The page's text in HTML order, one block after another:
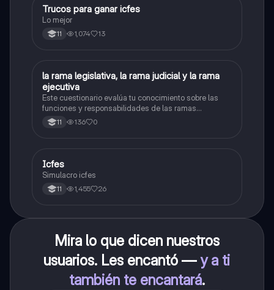
Química
Trucos para ganar icfes
Lo mejor
11 1,074 13
LSociales/Historia
la rama legislativa, la rama judicial y la rama
ejecutiva
Este cuestionario evalúa tu conocimiento sobre las
funciones y responsabilidades de las ramas
legislativa, judicial y ejecutiva.
11 136 0
ICFES: Sociales y Ciudadanas
Icfes
Simulacro icfes
11 1,455 26
Mira lo que dicen nuestros
usuarios. Les encantó —y a ti
también te encantará.